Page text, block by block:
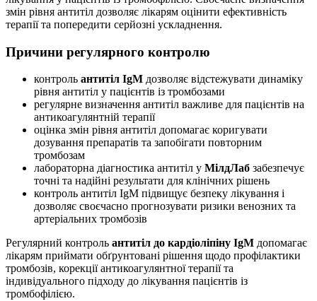
змін рівня антитіл дозволяє лікарям оцінити ефективність
терапії та попередити серйозні ускладнення.
Причини регулярного контролю
контроль антитіл IgM дозволяє відстежувати динаміку
рівня антитіл у пацієнтів із тромбозами
регулярне визначення антитіл важливе для пацієнтів на
антикоагулянтній терапії
оцінка змін рівня антитіл допомагає коригувати
дозування препаратів та запобігати повторним
тромбозам
лабораторна діагностика антитіл у МілдЛаб забезпечує
точні та надійні результати для клінічних рішень
контроль антитіл IgM підвищує безпеку лікування і
дозволяє своєчасно прогнозувати ризики венозних та
артеріальних тромбозів
Регулярний контроль антитіл до кардіоліпіну IgM допомагає
лікарям приймати обґрунтовані рішення щодо профілактики
тромбозів, корекції антикоагулянтної терапії та
індивідуального підходу до лікування пацієнтів із
тромбофілією.